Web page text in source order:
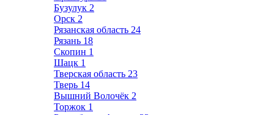
Бузулук 2
Орск 2
Рязанская область 24
Рязань 18
Скопин 1
Шацк 1
Тверская область 23
Тверь 14
Вышний Волочёк 2
Торжок 1